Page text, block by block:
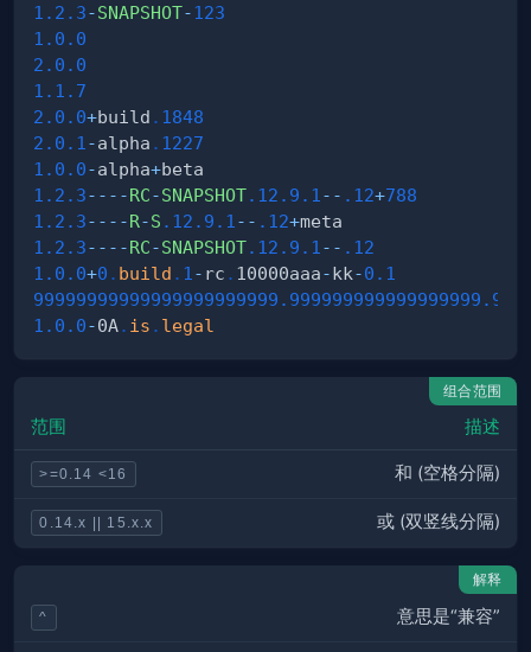
1.2 .3-SNAPSHOT-123
1.0 .0
2.0 .0
1.1 .7
2.0 .0+build . 1848
2.0 .1 -alpha . 1227
1.0 .0-alpha+
1.2 .3-- --RC-SNAPSHOT.12 .9 .1 -- .12+788
1.2 .3-- --R-S .12 .9 .1 -- .12+
1.2 .3-- --RC-SNAPSHOT.12 .9 .1 -- .12
1.0 .0+0 . build . 1 - rc . 10000aaa-kk-0.1
99999999999999999999999.999999999999999999
1.0 .0-0A. is . legal
组合范围
范围 描述
>=0.14 <16 和 (空格分隔)
0.14.x || 15.x.x 或 (双竖线分隔)
解释
^ 意思是“兼容”